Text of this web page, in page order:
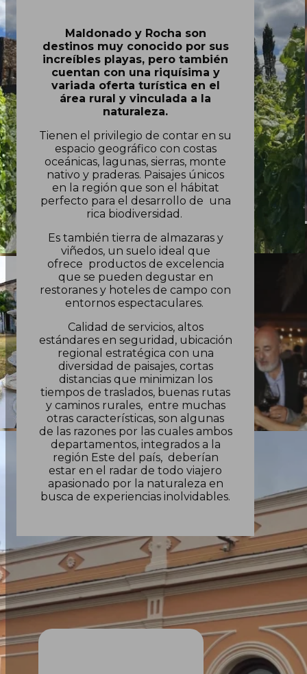
Maldonado y Rocha son
destinos muy conocido por sus
increíbles playas, pero también
cuentan con una riquísima y
variada oferta turística en el
área rural y vinculada a la
naturaleza.
Tienen el privilegio de contar en su
espacio geográfico con costas
oceánicas, lagunas, sierras, monte
nativo y praderas. Paisajes únicos
en la región que son el hábitat
perfecto para el desarrollo de una
rica biodiversidad.
Es también tierra de almazaras y
viñedos, un suelo ideal que
ofrece productos de excelencia
que se pueden degustar en
restoranes y hoteles de campo con
entornos espectaculares.
Calidad de servicios, altos
estándares en seguridad, ubicación
regional estratégica con una
diversidad de paisajes, cortas
distancias que minimizan los
tiempos de traslados, buenas rutas
y caminos rurales, entre muchas
otras características, son algunas
de las razones por las cuales ambos
departamentos, integrados a la
región Este del país, deberían
estar en el radar de todo viajero
apasionado por la naturaleza en
busca de experiencias inolvidables.